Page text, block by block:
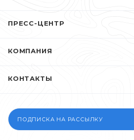
ПРЕСС-ЦЕНТР
КОМПАНИЯ
КОНТАКТЫ
ПОДПИСКА НА РАССЫЛКУ